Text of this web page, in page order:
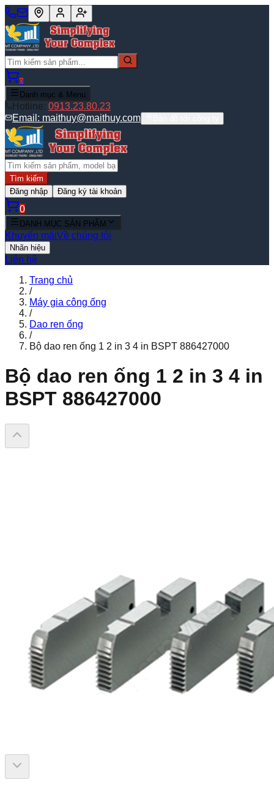
0
Danh mục & Menu
Hotline: 0913.23.80.23
Email: maithuy@maithuy.com
Tìm kiếm
Đăng nhập
Đăng ký tài khoản
0
DANH MỤC SẢN PHẨM
Khuyến mãiVề chúng tôi
Nhãn hiệu
Liên hệ
Trang chủ
/
Máy gia công ống
/
Dao ren ống
/
Bộ dao ren ống 1 2 in 3 4 in BSPT 886427000
Bộ dao ren ống 1 2 in 3 4 in
BSPT 886427000